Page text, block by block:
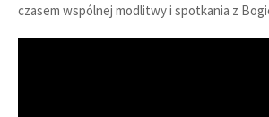
czasem wspólnej modlitwy i spotkania z